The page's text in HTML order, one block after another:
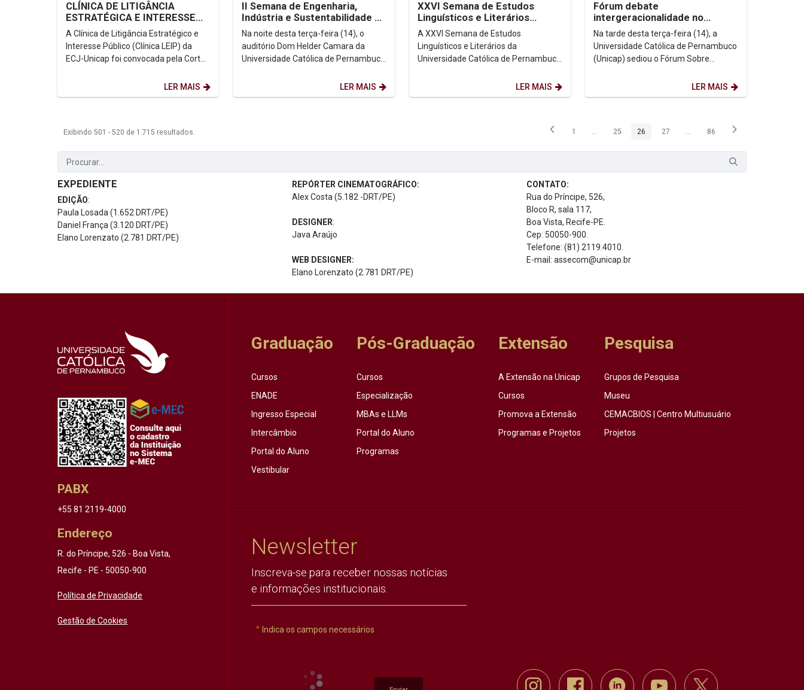
CLÍNICA DE LITIGÂNCIA
ESTRATÉGICA E INTERESSE
PÚBLICO DA UNICAP SERÁ
AMICUS CURIAE NA
AUDIÊNCIA...
A Clínica de Litigância Estratégico e
Interesse Público (Clínica LEIP) da
ECJ-Unicap foi convocada pela Corte
LER MAIS
II Semana de Engenharia,
Indústria e Sustentabilidade da
Unicap aborda os desafios da
Engenharia...
Na noite desta terça-feira (14), o
auditório Dom Helder Camara da
Universidade Católica de Pernambuco
LER MAIS
XXVI Semana de Estudos
Linguísticos e Literários
homenageia Osman Lins em
seu centenário
A XXVI Semana de Estudos
Linguísticos e Literários da
Universidade Católica de Pernambuco
LER MAIS
Fórum debate
intergeracionalidade no
envelhecimento e a
importância da convivência
entre gerações
Na tarde desta terça-feira (14), a
Universidade Católica de Pernambuco
(Unicap) sediou o Fórum Sobre
LER MAIS
Exibindo 501 - 520 de 1.715 resultados. Página
1 ...Páginas intermediárias Usar ABA para navegar.
Página
25 Página
26 Página
27 ...Páginas intermediárias Usar ABA
Página
86
EXPEDIENTE
EDIÇÃO:
Paula Losada (1.652 DRT/PE)
Daniel França (3.120 DRT/PE)
Elano Lorenzato (2.781 DRT/PE)
REPÓRTER CINEMATOGRÁFICO:
Alex Costa (5.182 -DRT/PE)
DESIGNER:
Java Araújo
WEB DESIGNER:
Elano Lorenzato (2.781 DRT/PE)
CONTATO:
Rua do Príncipe, 526,
Bloco R, sala 117,
Boa Vista, Recife-PE.
Cep: 50050-900.
Telefone: (81) 2119.4010.
E-mail: assecom@unicap.br
PABX
+55 81 2119-4000
Endereço
R. do Príncipe, 526 - Boa Vista,
Recife - PE - 50050-900
Política de Privacidade
Gestão de Cookies
Graduação
Cursos
ENADE
Ingresso Especial
Intercâmbio
Portal do Aluno
Vestibular
Pós-Graduação
Cursos
Especialização
MBAs e LLMs
Portal do Aluno
Programas
Extensão
A Extensão na Unicap
Cursos
Promova a Extensão
Programas e Projetos
Pesquisa
Grupos de Pesquisa
Museu
CEMACBIOS | Centro Multiusuário
Projetos
Newsletter
Inscreva-se para receber nossas notícias
e informações institucionais.
Indica os campos necessários